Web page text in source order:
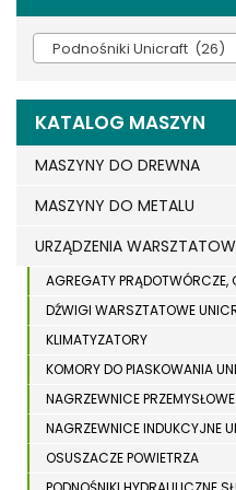
Podnośniki Unicraft (26)
KATALOG MASZYN
MASZYNY DO DREWNA
MASZYNY DO METALU
URZĄDZENIA
AGREGATY PRĄDOTWÓRCZE,
DŹWIGI WARSZTATOWE
KLIMATYZATORY
KOMORY DO PIASKOWANIA
NAGRZEWNICE PRZEMYSŁOWE
NAGRZEWNICE INDUKCYJNE
OSUSZACZE POWIETRZA